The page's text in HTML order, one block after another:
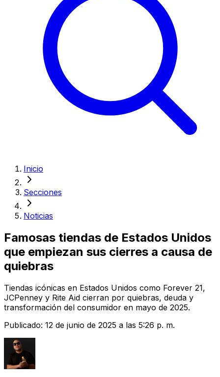
Inicio
Secciones
Noticias
Famosas tiendas de Estados Unidos
que empiezan sus cierres a causa de
quiebras
Tiendas icónicas en Estados Unidos como Forever 21,
JCPenney y Rite Aid cierran por quiebras, deuda y
transformación del consumidor en mayo de 2025.
Publicado: 12 de junio de 2025 a las 5:26 p. m.